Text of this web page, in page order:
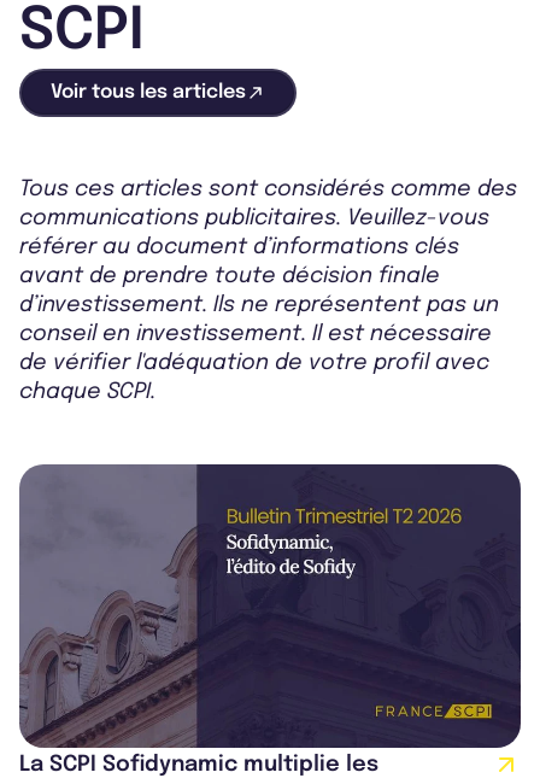
SCPI
Voir tous les articles
Tous ces articles sont considérés comme des
communications publicitaires. Veuillez-vous
référer au document d’informations clés
avant de prendre toute décision finale
d’investissement. Ils ne représentent pas un
conseil en investissement. Il est nécessaire
de vérifier l'adéquation de votre profil avec
chaque SCPI.
La SCPI Sofidynamic multiplie les